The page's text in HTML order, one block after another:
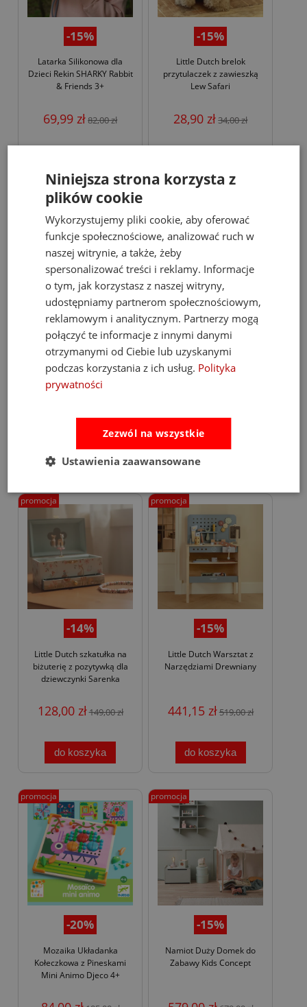
-15%
Latarka Silikonowa dla
Dzieci Rekin SHARKY Rabbit
& Friends 3+
69,99 zł82,00 zł
-15%
Little Dutch brelok
przytulaczek z zawieszką
Lew Safari
28,90 zł34,00 zł
-15%
Little Dutch Hulajnoga
Trójkołowa Blue
212,00 zł249,00 zł
do koszyka
promocja new
-14%
Little Dutch szkatułka na
biżuterię z pozytywką dla
107,00 zł125,00 zł
-14%
Little Dutch szkatułka na
biżuterię z pozytywką dla
dziewczynki Sarenka
128,00 zł149,00 zł
do koszyka
promocja
-15%
Little Dutch Warsztat z
Narzędziami Drewniany
441,15 zł519,00 zł
do koszyka
promocja
-20%
Mozaika Układanka
Kołeczkowa z Pineskami
Mini Animo Djeco 4+
promocja
-15%
Namiot Duży Domek do
Zabawy Kids Concept
promocja
Niniejsza strona korzysta z
plików cookie
Wykorzystujemy pliki cookie, aby oferować
funkcje społecznościowe, analizować ruch w
naszej witrynie, a także, żeby
spersonalizować treści i reklamy. Informacje
o tym, jak korzystasz z naszej witryny,
udostępniamy partnerom społecznościowym,
reklamowym i analitycznym. Partnerzy mogą
połączyć te informacje z innymi danymi
otrzymanymi od Ciebie lub uzyskanymi
podczas korzystania z ich usług. Polityka
prywatności
Zezwól na wszystkie
Ustawienia zaawansowane